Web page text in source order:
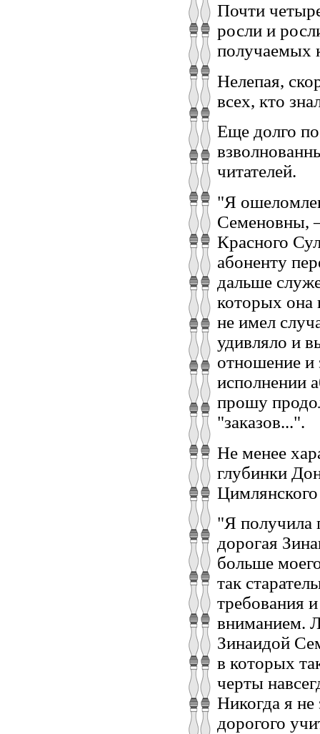
Почти
росли и
получаемых
Нелепая,
всех, кто
Еще долго
читателей.
"Я
Семеновны,
Красного
абоненту
дальше
которых она
не имел
удивляло и
отношение и
исполнении
прошу
"заказов...".
Не менее
глубинки
"Я получила
дорогая
больше
так
требования
вниманием.
Зинаидой
в которых
черты
Никогда я не
дорогого